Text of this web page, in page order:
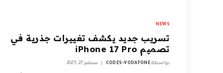
NEWS
تسريب جديد يكشف تغييرات جذرية في
تصميم iPhone 17 Pro
بواسطة CODES-VODAFONE سبتمبر 27, 2025